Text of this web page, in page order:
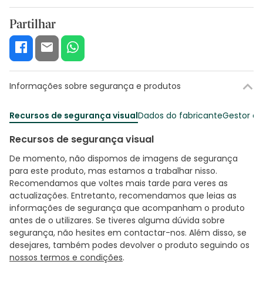
Partilhar
Informações sobre segurança e produtos
Recursos de segurança visualDados do fabricanteGestor
Recursos de segurança visual
De momento, não dispomos de imagens de segurança
para este produto, mas estamos a trabalhar nisso.
Recomendamos que voltes mais tarde para veres as
actualizações. Entretanto, recomendamos que leias as
informações de segurança que acompanham o produto
antes de o utilizares. Se tiveres alguma dúvida sobre
segurança, não hesites em contactar-nos. Além disso, se
desejares, também podes devolver o produto seguindo os
nossos termos e condições.